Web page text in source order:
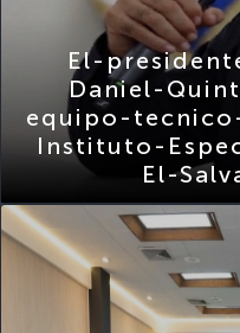
El-
Daniel-
equipo-
Instituto-
El-